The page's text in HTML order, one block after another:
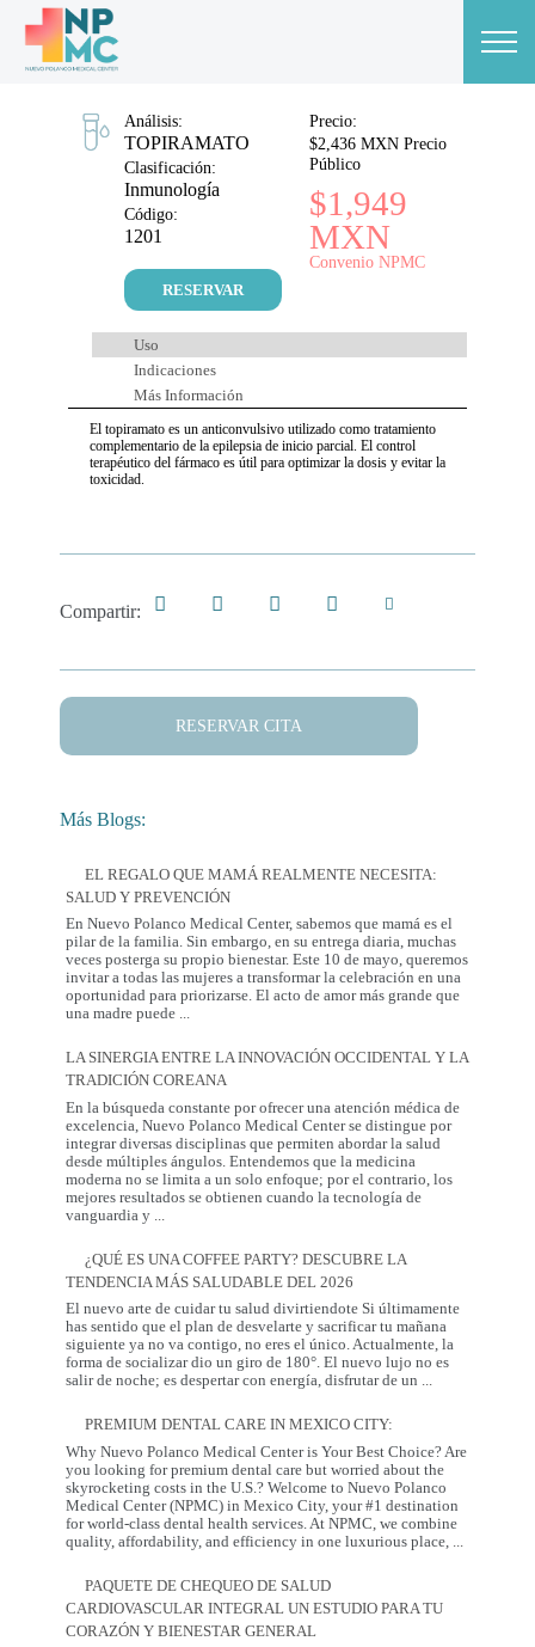
Análisis:
TOPIRAMATO
Clasificación:
Inmunología
Código:
1201
RESERVAR
Precio:
$2,436 MXN Precio
Público
$1,949
MXN
Convenio NPMC
Uso
Indicaciones
Más Información
El topiramato es un anticonvulsivo utilizado como tratamiento
complementario de la epilepsia de inicio parcial. El control
terapéutico del fármaco es útil para optimizar la dosis y evitar la
toxicidad.
Compartir:
RESERVAR CITA
Más Blogs:
EL REGALO QUE MAMÁ REALMENTE NECESITA:
SALUD Y PREVENCIÓN
En Nuevo Polanco Medical Center, sabemos que mamá es el
pilar de la familia. Sin embargo, en su entrega diaria, muchas
veces posterga su propio bienestar. Este 10 de mayo, queremos
invitar a todas las mujeres a transformar la celebración en una
oportunidad para priorizarse. El acto de amor más grande que
una madre puede ...
que
Mamá
Realmente
Necesita:
Salud
y
Prevención
LA SINERGIA ENTRE LA INNOVACIÓN OCCIDENTAL Y LA
TRADICIÓN COREANA
En la búsqueda constante por ofrecer una atención médica de
excelencia, Nuevo Polanco Medical Center se distingue por
integrar diversas disciplinas que permiten abordar la salud
desde múltiples ángulos. Entendemos que la medicina
moderna no se limita a un solo enfoque; por el contrario, los
mejores resultados se obtienen cuando la tecnología de
vanguardia y
la
Innovación
Occidental
y
la
Tradición
Coreana
¿QUÉ ES UNA COFFEE PARTY? DESCUBRE LA
TENDENCIA MÁS SALUDABLE DEL 2026
El nuevo arte de cuidar tu salud divirtiendote Si últimamente
has sentido que el plan de desvelarte y sacrificar tu mañana
siguiente ya no va contigo, no eres el único. Actualmente, la
forma de socializar dio un giro de 180°. El nuevo lujo no es
salir de noche; es despertar con energía, disfrutar de un ...
Party?
Descubre
la
tendencia
más
saludable
PREMIUM DENTAL CARE IN MEXICO CITY:
Why Nuevo Polanco Medical Center is Your Best Choice? Are
you looking for premium dental care but worried about the
skyrocketing costs in the U.S.? Welcome to Nuevo Polanco
Medical Center (NPMC) in Mexico City, your #1 destination
for world-class dental health services. At NPMC, we combine
quality, affordability, and efficiency in one luxurious place,
PAQUETE DE CHEQUEO DE SALUD
CARDIOVASCULAR INTEGRAL UN ESTUDIO PARA TU
CORAZÓN Y BIENESTAR GENERAL